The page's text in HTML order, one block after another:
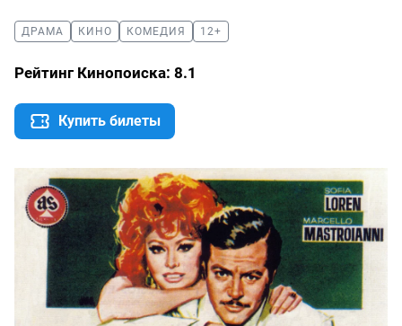
ДРАМА КИНО КОМЕДИЯ 12+
Рейтинг Кинопоиска: 8.1
Купить билеты